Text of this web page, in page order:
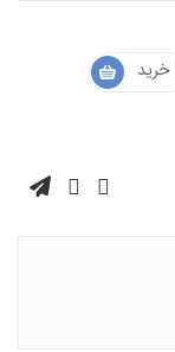
خرید